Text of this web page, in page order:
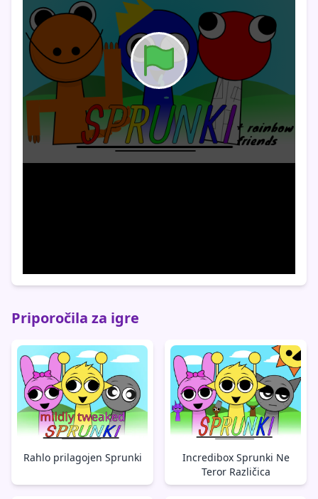
Priporočila za igre
Rahlo prilagojen Sprunki
Incredibox Sprunki Ne
Teror Različica